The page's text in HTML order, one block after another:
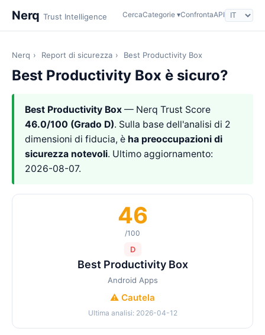
Nerq Trust Intelligence CercaCategorie ▾ConfrontaAPI
Nerq › Report di sicurezza › Best Productivity Box
Best Productivity Box è sicuro?
Best Productivity Box — Nerq Trust Score
46.0/100 (Grado D). Sulla base dell'analisi di 2
dimensioni di fiducia, è ha preoccupazioni di
sicurezza notevoli. Ultimo aggiornamento:
2026-08-07.
46
/100
D
Best Productivity Box
Android Apps
⚠️ Cautela
Ultima analisi: 2026-04-12